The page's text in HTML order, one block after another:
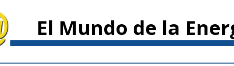
principal
El Mundo de la